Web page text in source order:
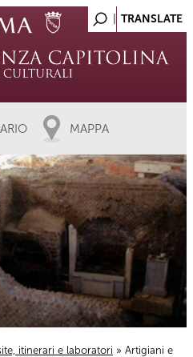
MAPPA
itinerari e laboratori » Artigiani e